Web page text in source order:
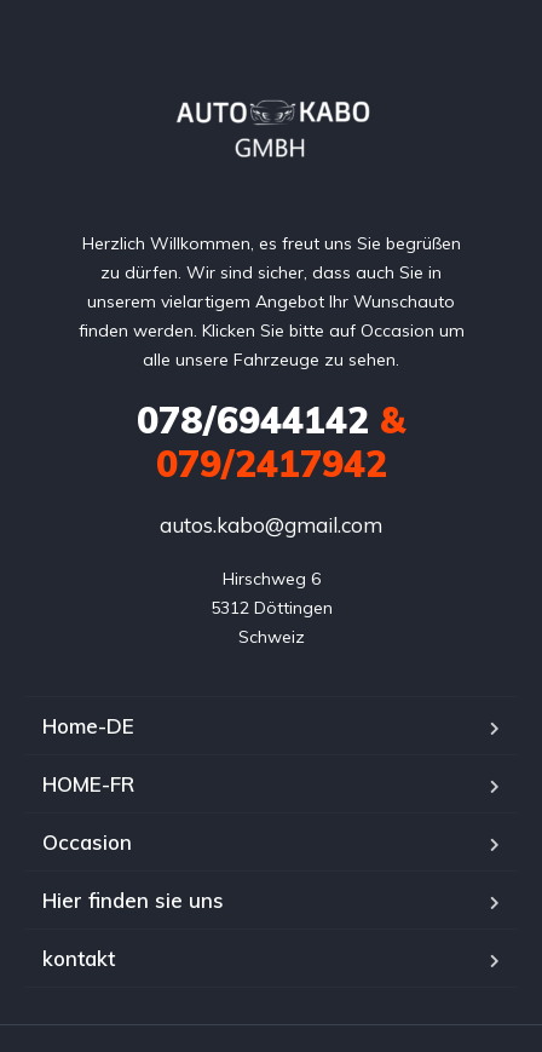
Herzlich Willkommen, es freut uns Sie begrüßen
zu dürfen. Wir sind sicher, dass auch Sie in
unserem vielartigem Angebot Ihr Wunschauto
finden werden. Klicken Sie bitte auf Occasion um
alle unsere Fahrzeuge zu sehen.
078/6944142 &
079/2417942
autos.kabo@gmail.com
Hirschweg 6
5312 Döttingen
Schweiz
Home-DE
HOME-FR
Occasion
Hier finden sie uns
kontakt